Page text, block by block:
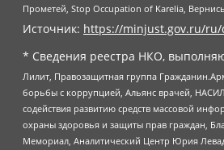
Прометей, Stop Occupation of Karelia,
Источник: https://minjust.gov.ru/ru/
* Сведения реестра НКО,
Лилит, Правозащитная группа
борьбы с коррупцией, Альянс врачей,
содействия развитию средств массовой
охраны здоровья и защиты прав граждан,
Мемориал, Аналитический Центр Юрия